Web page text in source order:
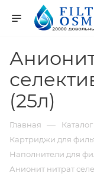
(25л)
Главная — Каталог
Картриджи для
Наполнители для
Анионит нитрат